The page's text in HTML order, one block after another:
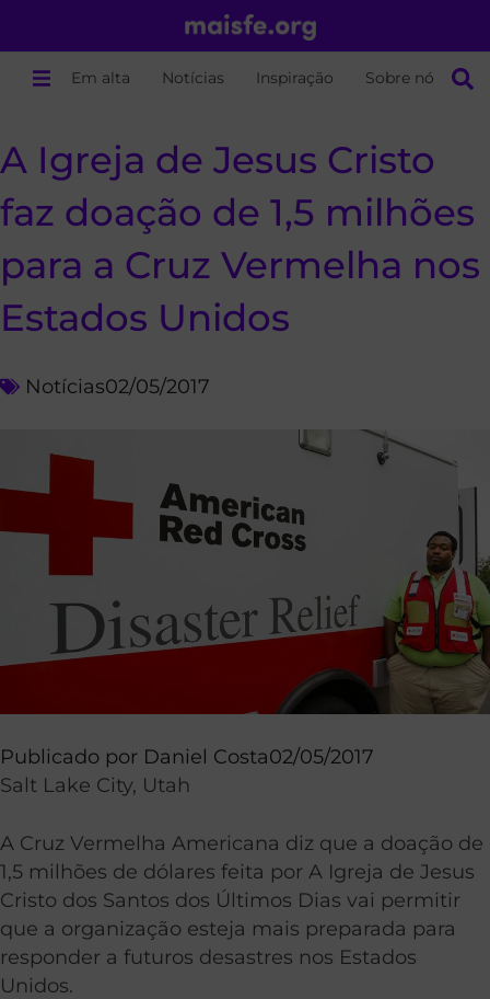
Em alta Notícias Inspiração Sobre nós
A Igreja de Jesus Cristo
faz doação de 1,5 milhões
para a Cruz Vermelha nos
Estados Unidos
Notícias02/05/2017
Publicado por Daniel Costa02/05/2017
Salt Lake City, Utah
A Cruz Vermelha Americana diz que a doação de
1,5 milhões de dólares feita por A Igreja de Jesus
Cristo dos Santos dos Últimos Dias vai permitir
que a organização esteja mais preparada para
responder a futuros desastres nos Estados
Unidos.